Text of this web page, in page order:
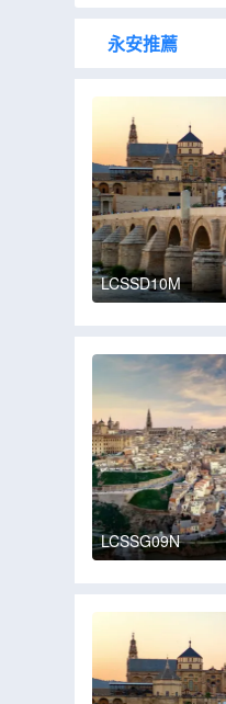
永安推薦
LCSSD10M
LCSSG09N